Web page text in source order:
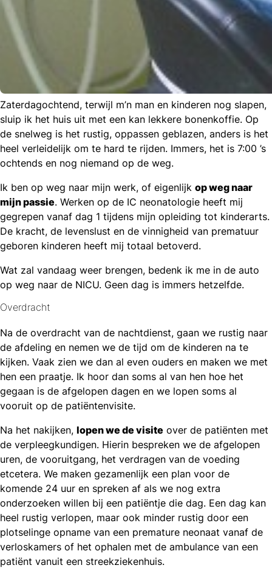
Zaterdagochtend, terwijl m’n man en kinderen nog slapen,
sluip ik het huis uit met een kan lekkere bonenkoffie. Op
de snelweg is het rustig, oppassen geblazen, anders is het
heel verleidelijk om te hard te rijden. Immers, het is 7:00 ’s
ochtends en nog niemand op de weg.
Ik ben op weg naar mijn werk, of eigenlijk op weg naar
mijn passie. Werken op de IC neonatologie heeft mij
gegrepen vanaf dag 1 tijdens mijn opleiding tot kinderarts.
De kracht, de levenslust en de vinnigheid van prematuur
geboren kinderen heeft mij totaal betoverd.
Wat zal vandaag weer brengen, bedenk ik me in de auto
op weg naar de NICU. Geen dag is immers hetzelfde.
Overdracht
Na de overdracht van de nachtdienst, gaan we rustig naar
de afdeling en nemen we de tijd om de kinderen na te
kijken. Vaak zien we dan al even ouders en maken we met
hen een praatje. Ik hoor dan soms al van hen hoe het
gegaan is de afgelopen dagen en we lopen soms al
vooruit op de patiëntenvisite.
Na het nakijken, lopen we de visite over de patiënten met
de verpleegkundigen. Hierin bespreken we de afgelopen
uren, de vooruitgang, het verdragen van de voeding
etcetera. We maken gezamenlijk een plan voor de
komende 24 uur en spreken af als we nog extra
onderzoeken willen bij een patiëntje die dag. Een dag kan
heel rustig verlopen, maar ook minder rustig door een
plotselinge opname van een premature neonaat vanaf de
verloskamers of het ophalen met de ambulance van een
patiënt vanuit een streekziekenhuis.